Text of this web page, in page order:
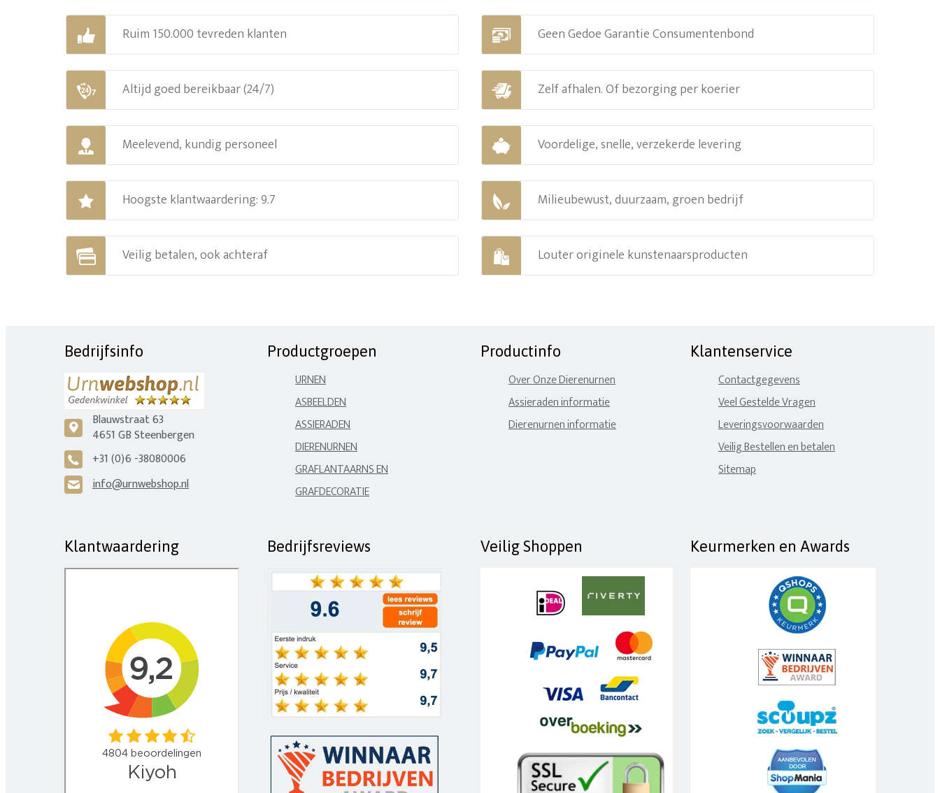
Ruim 150.000 tevreden klanten Geen Gedoe Garantie Consumentenbond
Altijd goed bereikbaar (24/7) Zelf afhalen. Of bezorging per koerier
Meelevend, kundig personeel Voordelige, snelle, verzekerde levering
Hoogste klantwaardering: 9.7 Milieubewust, duurzaam, groen bedrijf
Veilig betalen, ook achteraf Louter originele kunstenaarsproducten
Bedrijfsinfo
c
Blauwstraat 63
4651 GB Steenbergen
A +31 (0)6 -38080006
H info@urnwebshop.nl
Productgroepen
URNEN
ASBEELDEN
ASSIERADEN
DIERENURNEN
GRAFLANTAARNS EN
GRAFDECORATIE
Productinfo
Over Onze Dierenurnen
Assieraden informatie
Dierenurnen informatie
Klantenservice
Contactgegevens
Veel Gestelde Vragen
Leveringsvoorwaarden
Veilig Bestellen en betalen
Sitemap
Klantwaardering Bedrijfsreviews Veilig Shoppen Keurmerken en Awards